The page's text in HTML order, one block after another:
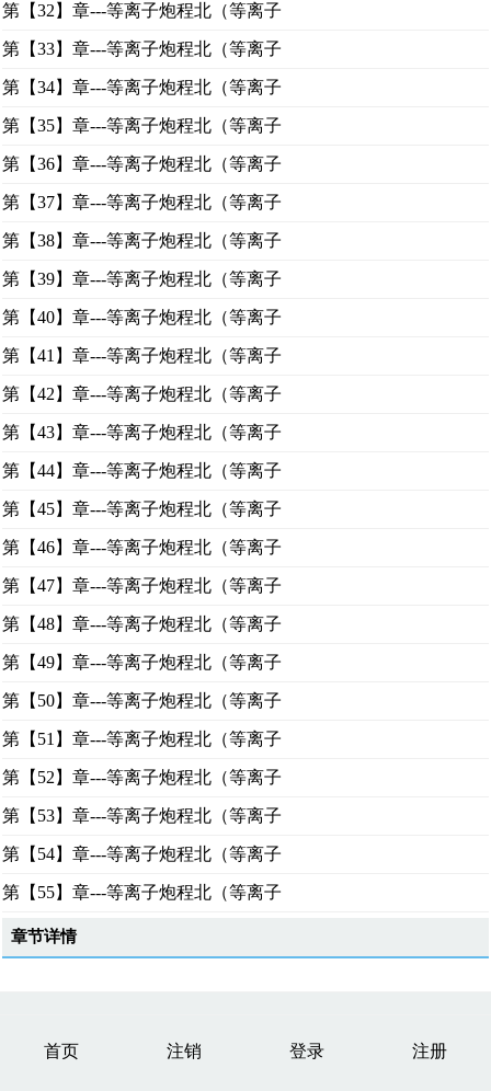
第【32】章---等离子炮程北（等离子
第【33】章---等离子炮程北（等离子
第【34】章---等离子炮程北（等离子
第【35】章---等离子炮程北（等离子
第【36】章---等离子炮程北（等离子
第【37】章---等离子炮程北（等离子
第【38】章---等离子炮程北（等离子
第【39】章---等离子炮程北（等离子
第【40】章---等离子炮程北（等离子
第【41】章---等离子炮程北（等离子
第【42】章---等离子炮程北（等离子
第【43】章---等离子炮程北（等离子
第【44】章---等离子炮程北（等离子
第【45】章---等离子炮程北（等离子
第【46】章---等离子炮程北（等离子
第【47】章---等离子炮程北（等离子
第【48】章---等离子炮程北（等离子
第【49】章---等离子炮程北（等离子
第【50】章---等离子炮程北（等离子
第【51】章---等离子炮程北（等离子
第【52】章---等离子炮程北（等离子
第【53】章---等离子炮程北（等离子
第【54】章---等离子炮程北（等离子
第【55】章---等离子炮程北（等离子
章节详情
首页 注销 登录 注册